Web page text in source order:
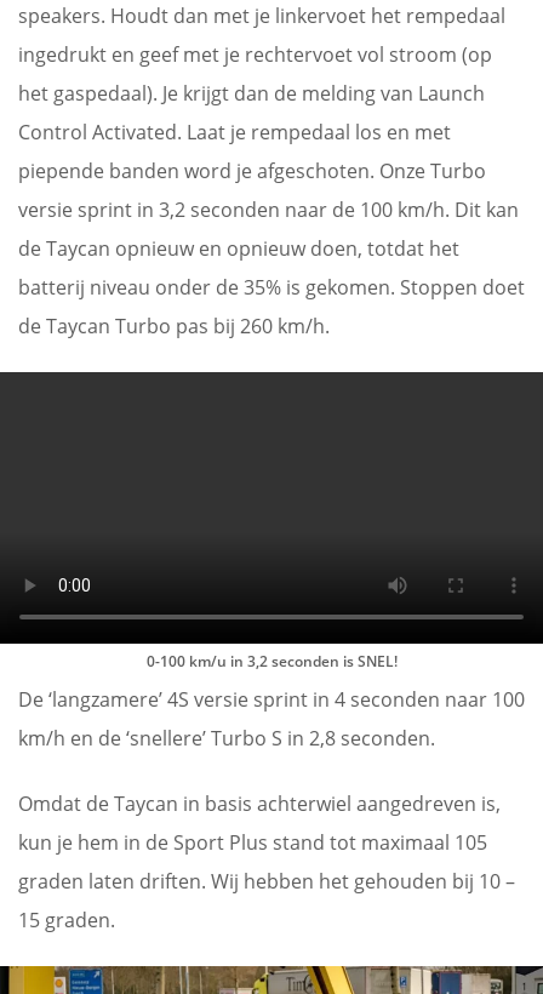
speakers. Houdt dan met je linkervoet het rempedaal
ingedrukt en geef met je rechtervoet vol stroom (op
het gaspedaal). Je krijgt dan de melding van Launch
Control Activated. Laat je rempedaal los en met
piepende banden word je afgeschoten. Onze Turbo
versie sprint in 3,2 seconden naar de 100 km/h. Dit kan
de Taycan opnieuw en opnieuw doen, totdat het
batterij niveau onder de 35% is gekomen. Stoppen doet
de Taycan Turbo pas bij 260 km/h.
0-100 km/u in 3,2 seconden is SNEL!
De ‘langzamere’ 4S versie sprint in 4 seconden naar 100
km/h en de ‘snellere’ Turbo S in 2,8 seconden.
Omdat de Taycan in basis achterwiel aangedreven is,
kun je hem in de Sport Plus stand tot maximaal 105
graden laten driften. Wij hebben het gehouden bij 10 –
15 graden.